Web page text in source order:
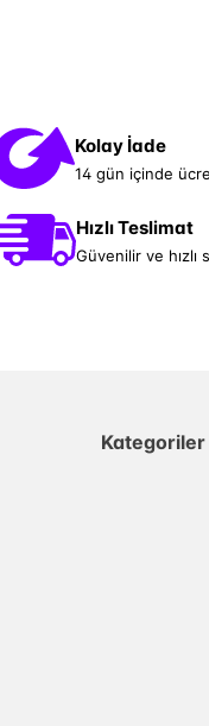
Kolay İade
14 gün içinde
Hızlı Teslimat
Güvenilir ve hızlı
Kategoriler